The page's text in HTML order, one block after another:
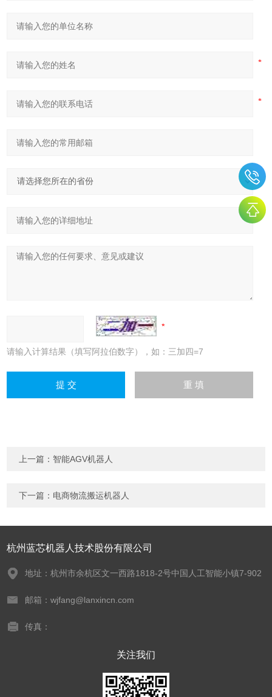
请输入计算结果（填写阿拉伯数字），如：三加四=7
上一篇： 智能AGV机器人
下一篇： 电商物流搬运机器人
杭州蓝芯机器人技术股份有限公司
地址：杭州市余杭区文一西路1818-2号中国人工智能小镇7-902
邮箱：wjfang@lanxincn.com
传真：
关注我们